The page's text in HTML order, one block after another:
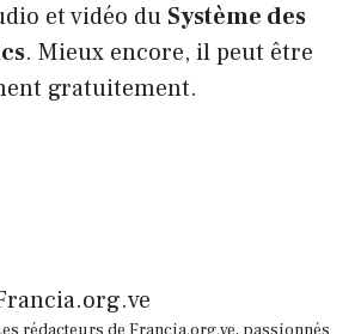
et vidéo du Système des
. Mieux encore, il peut être
gratuitement.